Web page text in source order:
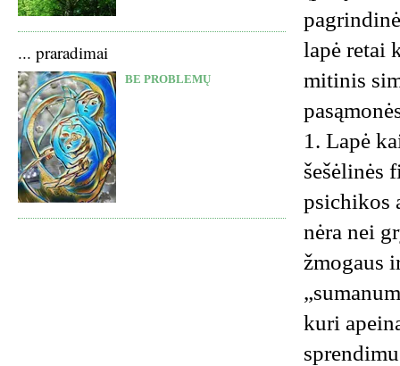
... praradimai
BE PROBLEMŲ
lapė retai
mitinis
1. Lapė
šešėlinės
psichikos
nėra nei
žmogaus
kuri